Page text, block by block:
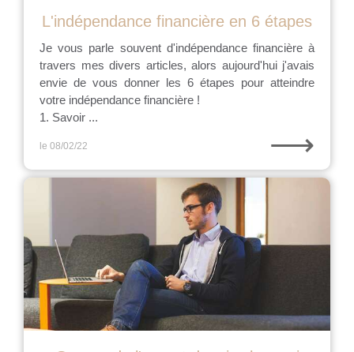
L'indépendance financière en 6 étapes
Je vous parle souvent d'indépendance financière à
travers mes divers articles, alors aujourd'hui j'avais
envie de vous donner les 6 étapes pour atteindre
votre indépendance financière !
1. Savoir ...
le 08/02/22 ⟶